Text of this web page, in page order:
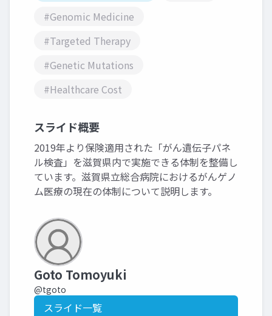
#Genomic Medicine
#Targeted Therapy
#Genetic Mutations
#Healthcare Cost
スライド概要
2019年より保険適用された「がん遺伝子パネ
ル検査」を滋賀県内で実施できる体制を整備し
ています。滋賀県立総合病院におけるがんゲノ
ム医療の現在の体制について説明します。
Goto Tomoyuki
@tgoto
スライド一覧